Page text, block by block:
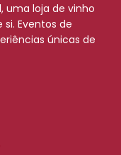
uma loja de vinho
Eventos de
únicas de